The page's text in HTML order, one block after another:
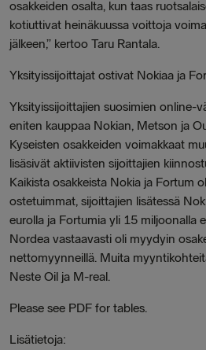
osakkeiden osalta, kun taas
kotiuttivat heinäkuussa voittoja
jälkeen,” kertoo Taru Rantala.
Yksityissijoittajat ostivat Nokiaa ja
Yksityissijoittajien suosimien online-
eniten kauppaa Nokian, Metson ja
Kyseisten osakkeiden voimakkaat
lisäsivät aktiivisten sijoittajien
Kaikista osakkeista Nokia ja Fortum
ostetuimmat, sijoittajien lisätessä
eurolla ja Fortumia yli 15 miljoonalla
Nordea vastaavasti oli myydyin
nettomyynneillä. Muita
Neste Oil ja M-real.
Please see PDF for tables.
Lisätietoja: